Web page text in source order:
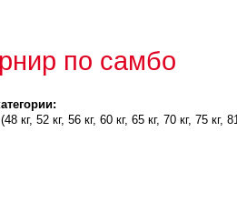
по самбо
кг, 52 кг, 56 кг, 60 кг, 65 кг, 70 кг, 75 кг,